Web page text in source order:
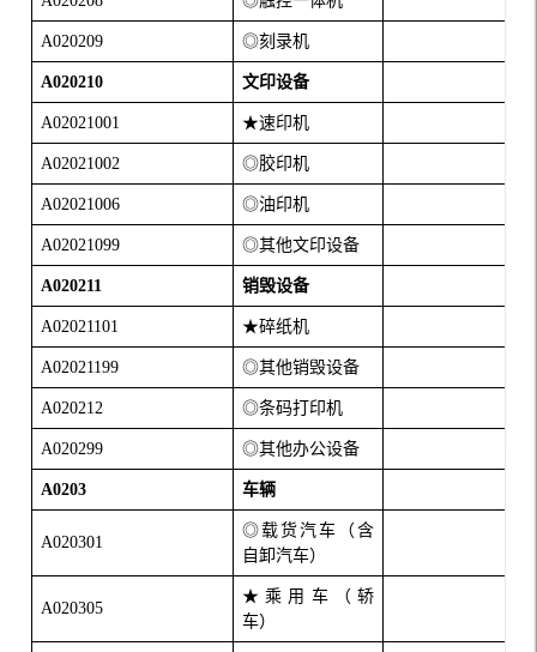
A020209 ◎刻录机
A020210 文印设备
A02021001 ★速印机
A02021002 ◎胶印机
A02021006 ◎油印机
A02021099 ◎其他文印设备
A020211 销毁设备
A02021101 ★碎纸机
A02021199 ◎其他销毁设备
A020212 ◎条码打印机
A020299 ◎其他办公设备
A0203 车辆
A020301
◎载货汽车（含
自卸汽车）
A020305
★乘用车（轿
车）